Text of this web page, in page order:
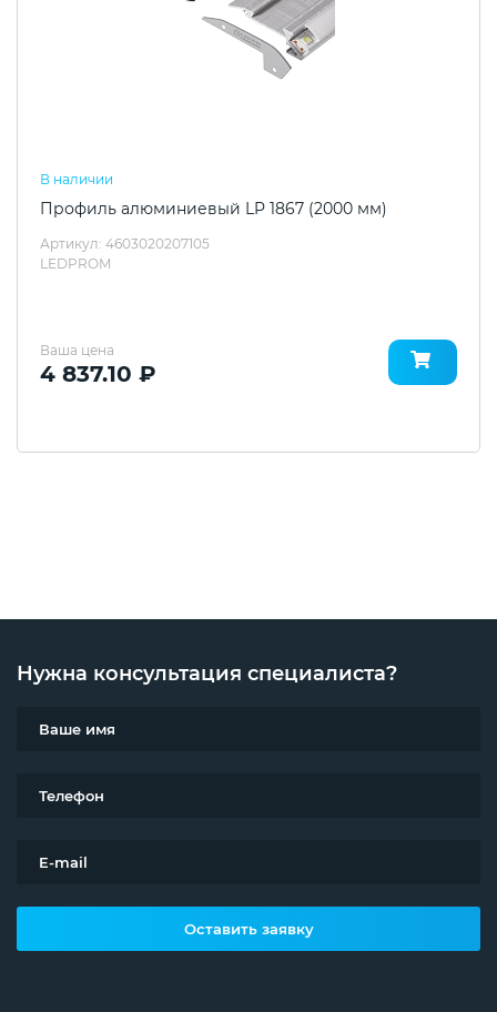
В наличии
Профиль алюминиевый LP 1867 (2000 мм)
Артикул: 4603020207105
LEDPROM
Ваша цена
4 837.10 ₽
Нужна консультация специалиста?
Оставить заявку